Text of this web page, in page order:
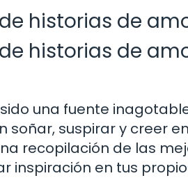
historias de
historias de
una fuente
soñar, suspirar y creer
recopilación de las
inspiración en tus